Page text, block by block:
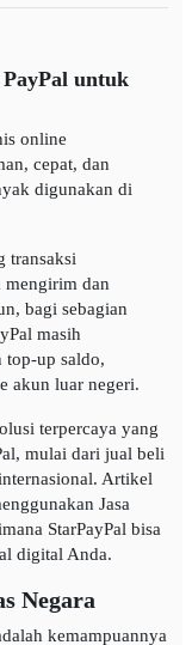
untuk
online
cepat, dan
digunakan di
transaksi
mengirim dan
bagi sebagian
masih
top-up saldo,
akun luar negeri.
terpercaya yang
mulai dari jual beli
Artikel
Jasa
StarPayPal bisa
digital Anda.
Negara
kemampuannya